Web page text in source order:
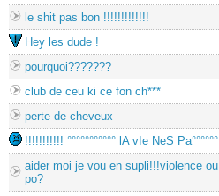
le shit pas bon !!!!!!!!!!!!!
Hey les dude !
pourquoi???????
club de ceu ki ce fon ch***
perte de cheveux
!!!!!!!!!!! °°°°°°°°°°° lA vIe NeS Pa°°°°°°
aider moi je vou en supli!!!violence ou
po?